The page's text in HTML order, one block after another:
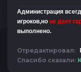
Администрация
игроков,но не дает
выполнено.
Отредактировал:
Спасибо сказали: